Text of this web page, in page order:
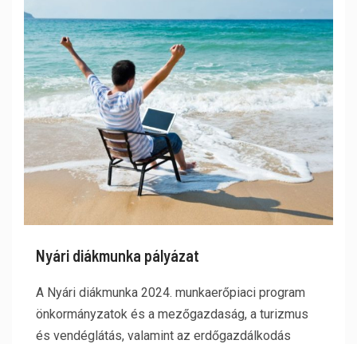
Nyári diákmunka pályázat
A Nyári diákmunka 2024. munkaerőpiaci program
önkormányzatok és a mezőgazdaság, a turizmus
és vendéglátás, valamint az erdőgazdálkodás